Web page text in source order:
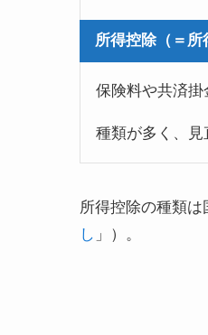
所得控除（＝所
保険料や共済掛
種類が多く、見
所得控除の種類
し 」）。